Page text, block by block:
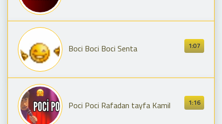
1:07
Boci Boci Boci Senta
1:16
Poci Poci Rafadan tayfa Kamil